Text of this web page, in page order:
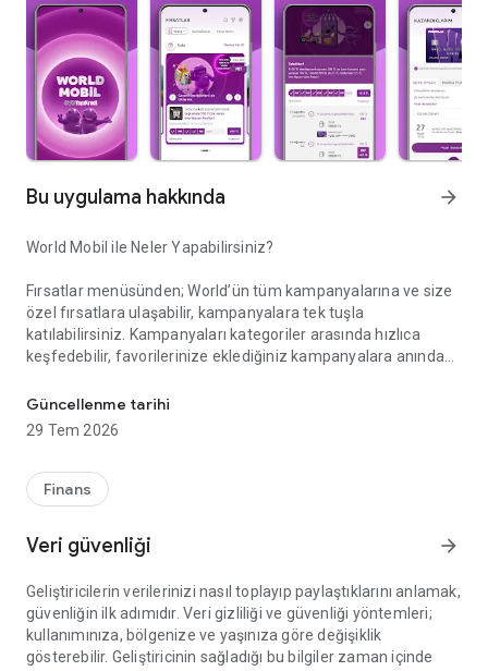
Bu uygulama hakkında arrow_forward
World Mobil ile Neler Yapabilirsiniz?
Fırsatlar menüsünden; World’ün tüm kampanyalarına ve size
özel fırsatlara ulaşabilir, kampanyalara tek tuşla
katılabilirsiniz. Kampanyaları kategoriler arasında hızlıca
keşfedebilir, favorilerinize eklediğiniz kampanyalara anında
aradığınız kampanyayı kolayca bulabilir, kampanya
katılımlarınızı, kazanım süreçlerinizi ve elde ettiğiniz puan ile
Kazandıklarım menüsünden; Kredi kartlarınız, TLcard’larınız
kazandığınız puan ve indirimleri görüntüleyebilir, harcadığınız
World Pay menüsünden; QR Kod ile Öde özelliği sayesinde
kart veya hesabınızdan zahmetsizce ödeme yapabilirsiniz.
Güncellenme tarihi
29 Tem 2026
Finans
Veri güvenliği arrow_forward
Geliştiricilerin verilerinizi nasıl toplayıp paylaştıklarını anlamak,
güvenliğin ilk adımıdır. Veri gizliliği ve güvenliği yöntemleri;
kullanımınıza, bölgenize ve yaşınıza göre değişiklik
gösterebilir. Geliştiricinin sağladığı bu bilgiler zaman içinde